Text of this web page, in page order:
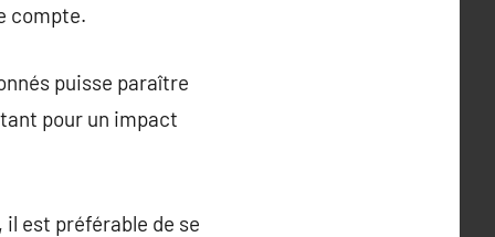
compte.
puisse paraître
pour un impact
il est préférable de se